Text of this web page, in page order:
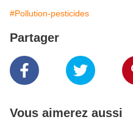
#Pollution-pesticides
Partager
Vous aimerez aussi